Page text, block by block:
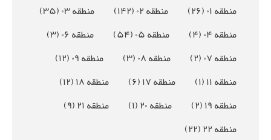
منطقه ۰۱ (۲۶) منطقه ۰۲ (۱۴۲) منطقه ۰۳
(۳۵)
منطقه ۰۴
(۴) منطقه ۰۵ (۵۴) منطقه ۰۶
(۳)
منطقه ۰۷
(۲) منطقه ۰۸ (۳) منطقه ۰۹
(۱۲)
منطقه ۱۱ (۱) منطقه ۱۷ (۶) منطقه ۱۸
(۱۲)
منطقه ۱۹
(۲) منطقه ۲۰ (۱) منطقه ۲۱
(۹)
منطقه ۲۲
(۲۲)